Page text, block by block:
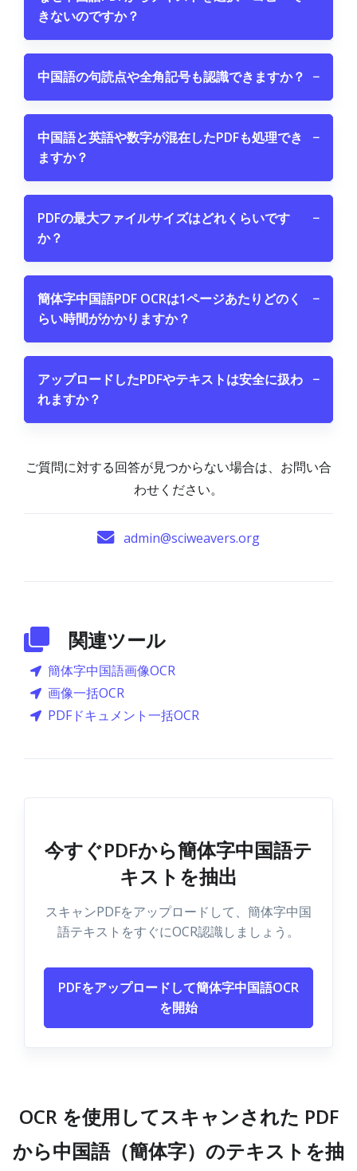
きないのですか？
中国語の句読点や全角記号も認識できますか？ −
中国語と英語や数字が混在したPDFも処理でき
ますか？
−
PDFの最大ファイルサイズはどれくらいです
か？
−
簡体字中国語PDF OCRは1ページあたりどのく
らい時間がかかりますか？
−
アップロードしたPDFやテキストは安全に扱わ
れますか？
−
ご質問に対する回答が見つからない場合は、お問い合
わせください。
admin@sciweavers.org
関連ツール
簡体字中国語画像OCR
画像一括OCR
PDFドキュメント一括OCR
今すぐPDFから簡体字中国語テ
キストを抽出
スキャンPDFをアップロードして、簡体字中国
語テキストをすぐにOCR認識しましょう。
PDFをアップロードして簡体字中国語OCR
を開始
OCR を使用してスキャンされた PDF
から中国語（簡体字）のテキストを抽